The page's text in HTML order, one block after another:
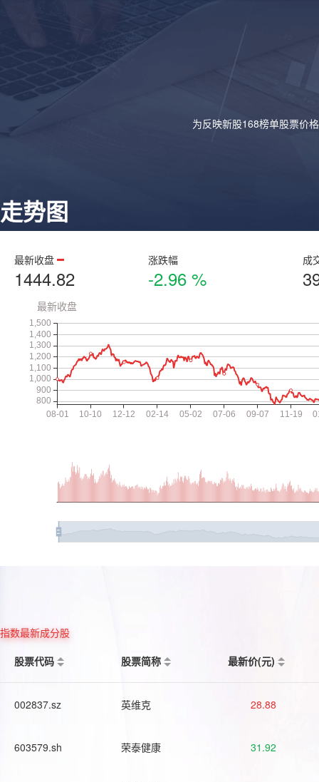
为反映新股168榜单股票价
走势图
最新收盘
1444.82
涨跌幅
-2.96 %
成
指数最新成分股
股票代码
股票简称 最新价(元)
002837.sz 英维克 28.88
603579.sh 荣泰健康 31.92